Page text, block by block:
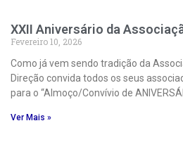
XXII Aniversário da
Fevereiro 10, 2026
Como já vem sendo tradição da
Direção convida todos os seus
para o “Almoço/Convívio de
Ver Mais »